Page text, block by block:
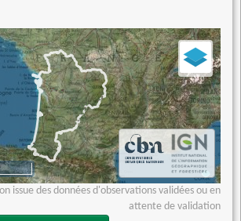
issue des données d'observations validées ou en
attente de validation